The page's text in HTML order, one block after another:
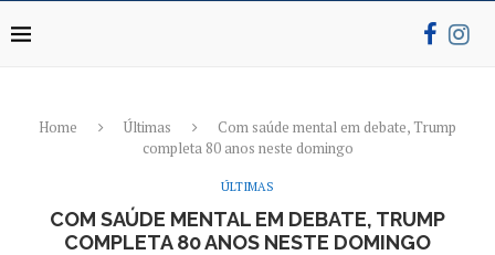
Home Últimas
Com saúde mental em debate, Trump
completa 80 anos neste domingo
ÚLTIMAS
COM SAÚDE MENTAL EM DEBATE, TRUMP
COMPLETA 80 ANOS NESTE DOMINGO